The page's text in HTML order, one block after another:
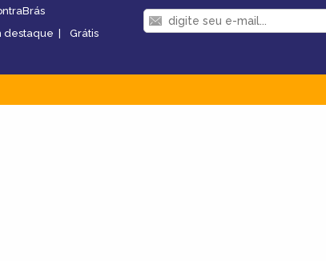
destaque | Grátis